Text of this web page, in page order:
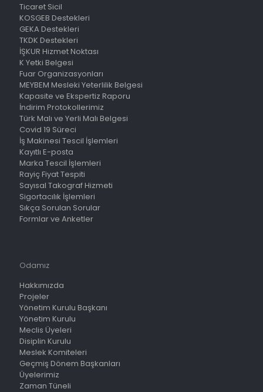
Ticaret Sicil
KOSGEB Destekleri
GEKA Destekleri
TKDK Destekleri
İŞKUR Hizmet Noktası
K Yetki Belgesi
Fuar Organizasyonları
MEYBEM Mesleki Yeterlilik Belgesi
Kapasite ve Ekspertiz Raporu
İndirim Protokollerimiz
Türk Malı ve Yerli Malı Belgesi
Covid 19 Süreci
İş Makinesi Tescil İşlemleri
Kayıtlı E-posta
Marka Tescil İşlemleri
Rayiç Fiyat Tespiti
Sayısal Takograf Hizmeti
Sigortacılık İşlemleri
Sıkça Sorulan Sorular
Formlar ve Anketler
Odamız
Hakkımızda
Projeler
Yönetim Kurulu Başkanı
Yönetim Kurulu
Meclis Üyeleri
Disiplin Kurulu
Meslek Komiteleri
Geçmiş Dönem Başkanları
Üyelerimiz
Zaman Tüneli